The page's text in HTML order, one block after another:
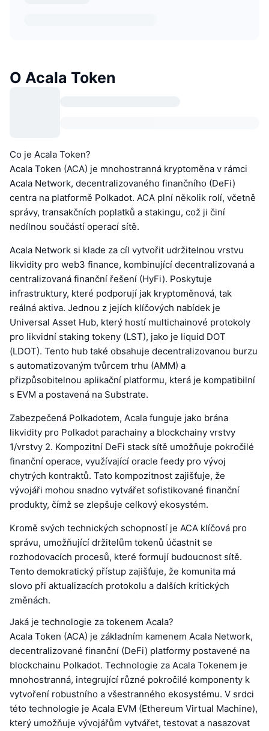
O Acala Token
Co je Acala Token?
Acala Token (ACA) je mnohostranná kryptoměna v rámci
Acala Network, decentralizovaného finančního (DeFi)
centra na platformě Polkadot. ACA plní několik rolí, včetně
správy, transakčních poplatků a stakingu, což ji činí
nedílnou součástí operací sítě.
Acala Network si klade za cíl vytvořit udržitelnou vrstvu
likvidity pro web3 finance, kombinující decentralizovaná a
centralizovaná finanční řešení (HyFi). Poskytuje
infrastruktury, které podporují jak kryptoměnová, tak
reálná aktiva. Jednou z jejích klíčových nabídek je
Universal Asset Hub, který hostí multichainové protokoly
pro likvidní staking tokeny (LST), jako je liquid DOT
(LDOT). Tento hub také obsahuje decentralizovanou burzu
s automatizovaným tvůrcem trhu (AMM) a
přizpůsobitelnou aplikační platformu, která je kompatibilní
s EVM a postavená na Substrate.
Zabezpečená Polkadotem, Acala funguje jako brána
likvidity pro Polkadot parachainy a blockchainy vrstvy
1/vrstvy 2. Kompozitní DeFi stack sítě umožňuje pokročilé
finanční operace, využívající oracle feedy pro vývoj
chytrých kontraktů. Tato kompozitnost zajišťuje, že
vývojáři mohou snadno vytvářet sofistikované finanční
produkty, čímž se zlepšuje celkový ekosystém.
Kromě svých technických schopností je ACA klíčová pro
správu, umožňující držitelům tokenů účastnit se
rozhodovacích procesů, které formují budoucnost sítě.
Tento demokratický přístup zajišťuje, že komunita má
slovo při aktualizacích protokolu a dalších kritických
změnách.
Jaká je technologie za tokenem Acala?
Acala Token (ACA) je základním kamenem Acala Network,
decentralizované finanční (DeFi) platformy postavené na
blockchainu Polkadot. Technologie za Acala Tokenem je
mnohostranná, integrující různé pokročilé komponenty k
vytvoření robustního a všestranného ekosystému. V srdci
této technologie je Acala EVM (Ethereum Virtual Machine),
který umožňuje vývojářům vytvářet, testovat a nasazovat